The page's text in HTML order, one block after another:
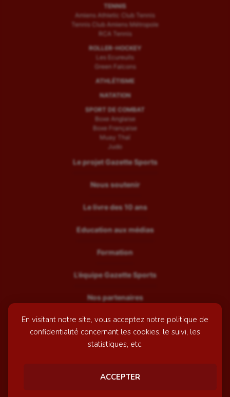
En visitant notre site, vous acceptez notre politique de
confidentialité concernant les cookies, le suivi, les
statistiques, etc.
ACCEPTER
TENNIS
Amiens Athletic Club Tennis
Tennis Club Amiens Métropole
RCA Tennis
ROLLER-HOCKEY
Les Ecureuils
Green Falcons
ATHLÉTISME
NATATION
SPORT DE COMBAT
Boxe Anglaise
Boxe Française
Muay Thaï
Judo
Le projet Gazette Sports
Nous soutenir
Le livre des 10 ans
Education aux médias
Formation
L’équipe Gazette Sports
Nos partenaires
Recrutement
Mentions légales